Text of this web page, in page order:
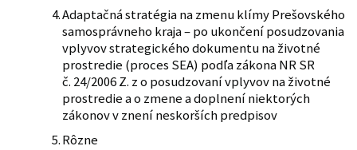
Adaptačná stratégia na zmenu klímy Prešovského
samosprávneho kraja – po ukončení posudzovania
vplyvov strategického dokumentu na životné
prostredie (proces SEA) podľa zákona NR SR
č. 24/2006 Z. z o posudzovaní vplyvov na životné
prostredie a o zmene a doplnení niektorých
zákonov v znení neskorších predpisov
Rôzne